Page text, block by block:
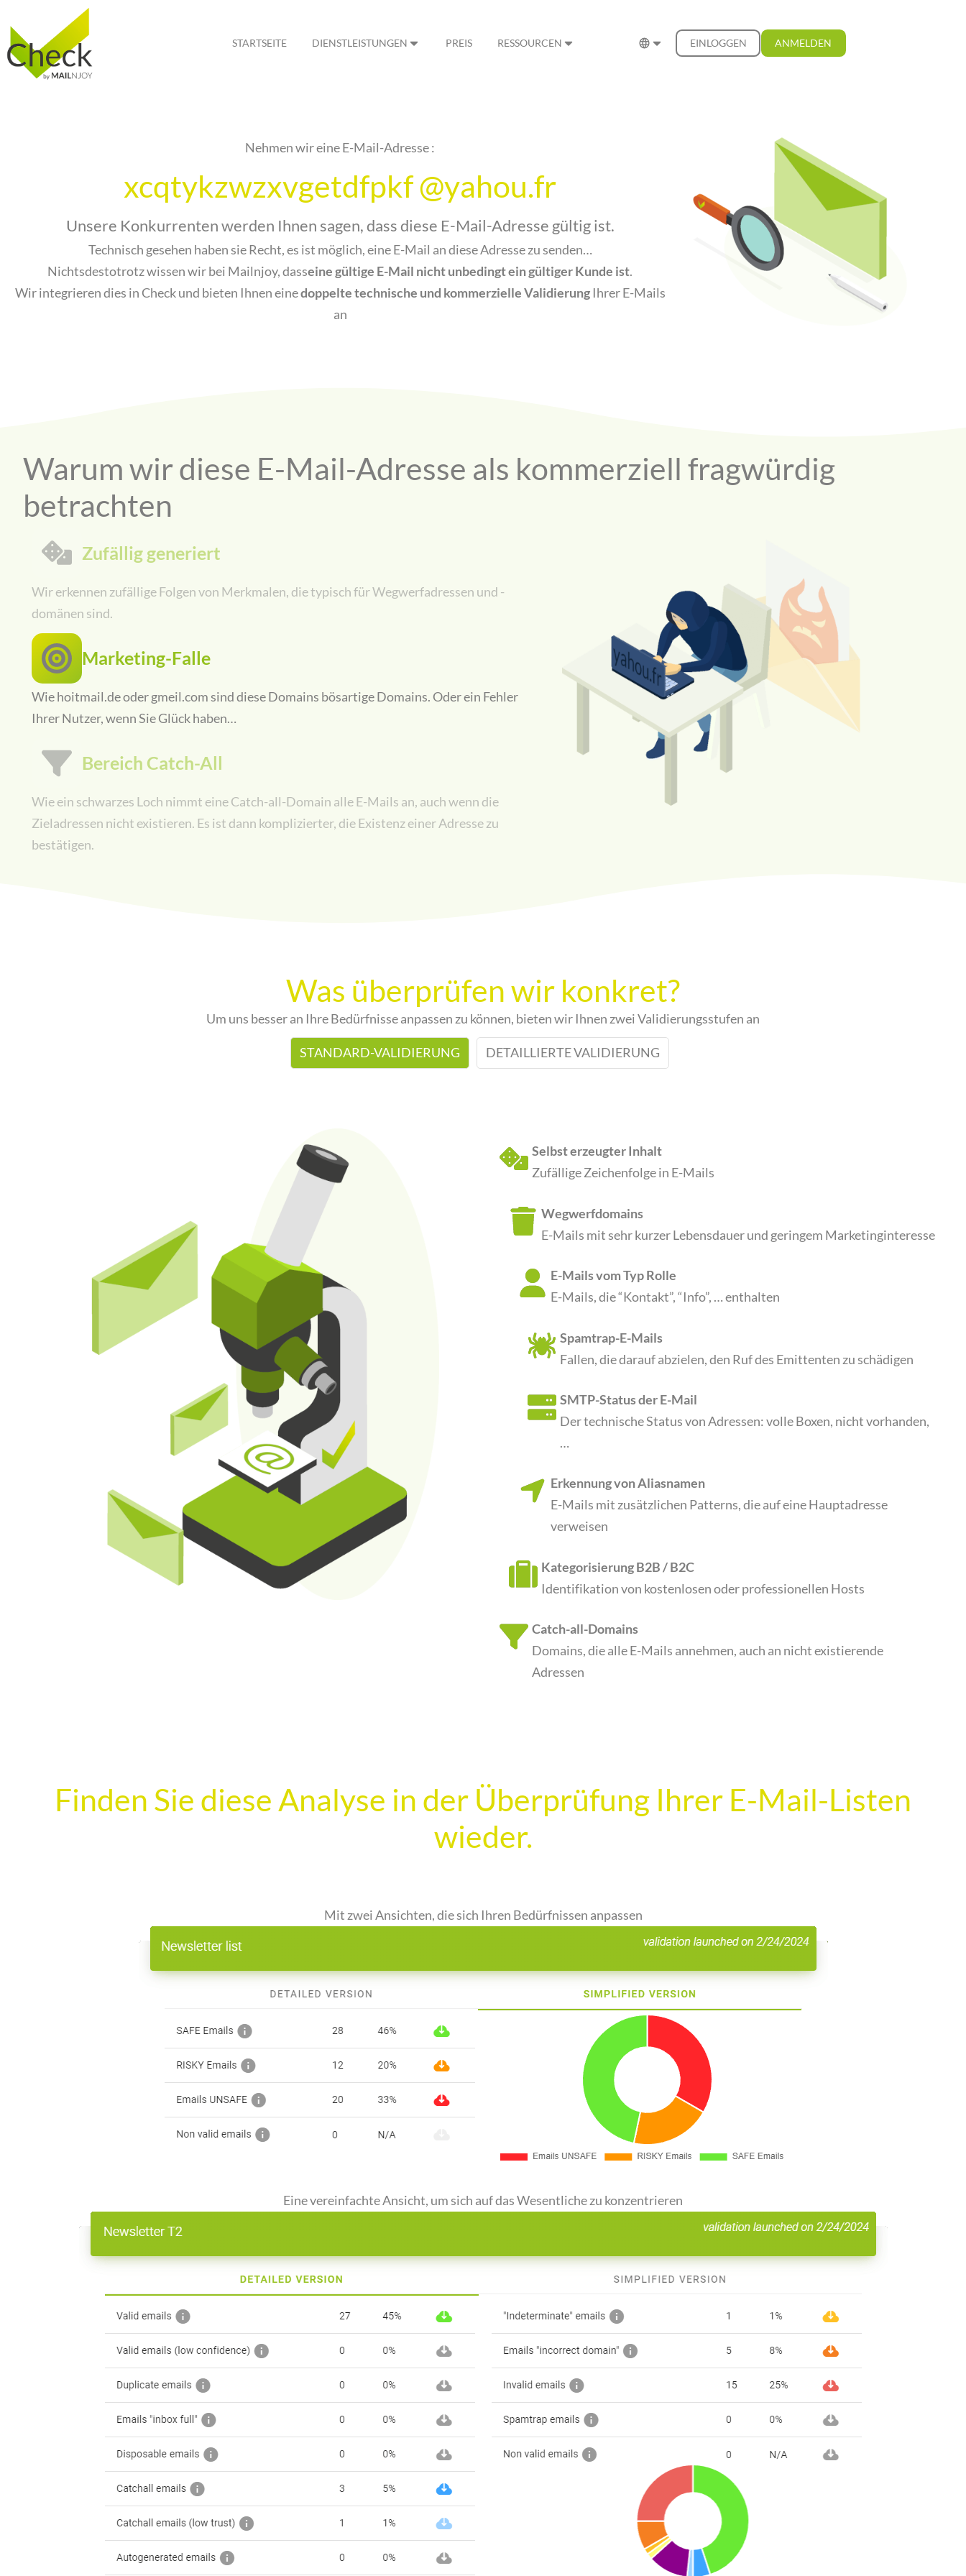
Inhalt
springen
STARTSEITE DIENSTLEISTUNGEN PREIS RESSOURCEN EINLOGGEN ANMELDEN
Nehmen wir eine E-Mail-Adresse :
xcqtykzwzxvgetdfpkf @yahou.fr
Unsere Konkurrenten werden Ihnen sagen, dass diese E-Mail-Adresse gültig ist.
Technisch gesehen haben sie Recht, es ist möglich, eine E-Mail an diese Adresse zu senden…
Nichtsdestotrotz wissen wir bei Mailnjoy, dasseine gültige E-Mail nicht unbedingt ein gültiger Kunde ist.
Wir integrieren dies in Check und bieten Ihnen einedoppelte technische und kommerzielle ValidierungIhrer E-Mails
an
Warum wir diese E-Mail-Adresse als kommerziell fragwürdig
betrachten
Zufällig generiert
Wir erkennen zufällige Folgen von Merkmalen, die typisch für Wegwerfadressen und -
domänen sind.
Marketing-Falle
Wie hoitmail.de oder gmeil.com sind diese Domains bösartige Domains. Oder ein Fehler
Ihrer Nutzer, wenn Sie Glück haben…
Bereich Catch-All
Wie ein schwarzes Loch nimmt eine Catch-all-Domain alle E-Mails an, auch wenn die
Zieladressen nicht existieren. Es ist dann komplizierter, die Existenz einer Adresse zu
bestätigen.
Was überprüfen wir konkret?
Um uns besser an Ihre Bedürfnisse anpassen zu können, bieten wir Ihnen zwei Validierungsstufen an
STANDARD-VALIDIERUNG DETAILLIERTE VALIDIERUNG
Selbst erzeugter Inhalt
Zufällige Zeichenfolge in E-Mails
Wegwerfdomains
E-Mails mit sehr kurzer Lebensdauer und geringem Marketinginteresse
E-Mails vom Typ Rolle
E-Mails, die “Kontakt”, “Info”, … enthalten
Spamtrap-E-Mails
Fallen, die darauf abzielen, den Ruf des Emittenten zu schädigen
SMTP-Status der E-Mail
Der technische Status von Adressen: volle Boxen, nicht vorhanden,
…
Erkennung von Aliasnamen
E-Mails mit zusätzlichen Patterns, die auf eine Hauptadresse
verweisen
Kategorisierung B2B / B2C
Identifikation von kostenlosen oder professionellen Hosts
Catch-all-Domains
Domains, die alle E-Mails annehmen, auch an nicht existierende
Adressen
Finden Sie diese Analyse in der Überprüfung Ihrer E-Mail-Listen
wieder.
Mit zwei Ansichten, die sich Ihren Bedürfnissen anpassen
Eine vereinfachte Ansicht, um sich auf das Wesentliche zu konzentrieren